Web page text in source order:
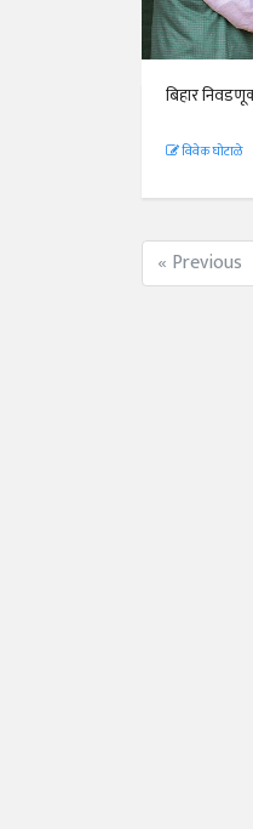
बिहार
विवेक घोटाळे
« Previous